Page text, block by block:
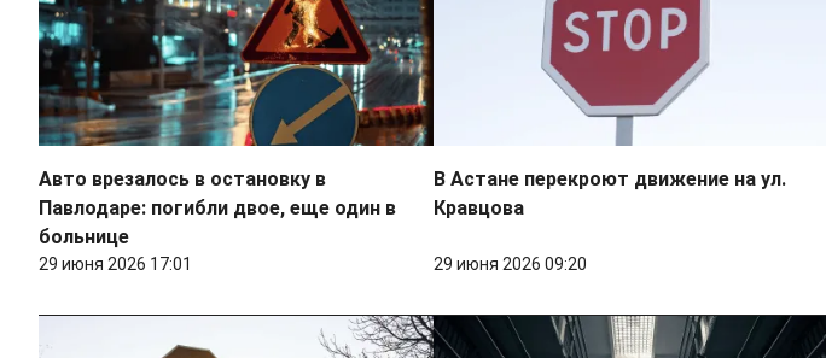
Авто врезалось в остановку в
Павлодаре: погибли двое, еще один в
больнице
29 июня 2026 17:01
В Астане перекроют движение на ул.
Кравцова
29 июня 2026 09:20